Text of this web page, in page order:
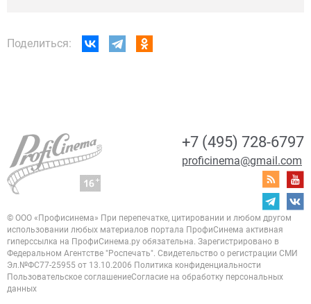
Поделиться:
+7 (495) 728-6797
proficinema@gmail.com
© ООО «Профисинема» При перепечатке, цитировании и любом другом
использовании любых материалов портала ПрофиСинема активная
гиперссылка на ПрофиСинема.ру обязательна. Зарегистрировано в
Федеральном Агентстве "Роспечать". Свидетельство о регистрации СМИ
Эл.№ФС77-25955 от 13.10.2006 Политика конфиденциальности
Пользовательское соглашениеСогласие на обработку персональных
данных